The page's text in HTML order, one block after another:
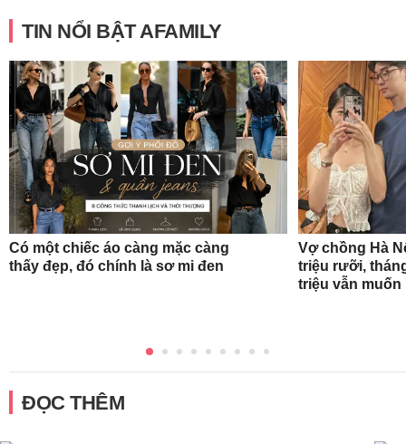
TIN NỔI BẬT AFAMILY
Có một chiếc áo càng mặc càng
thấy đẹp, đó chính là sơ mi đen
Vợ chồng Hà
triệu rưỡi,
triệu vẫn muốn
ĐỌC THÊM